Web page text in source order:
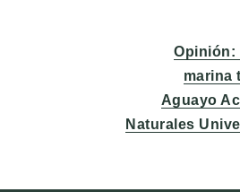
Entrada
siguiente:
Opinión:
marina
Aguayo
Naturales